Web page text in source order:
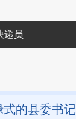
递员
的县委书记